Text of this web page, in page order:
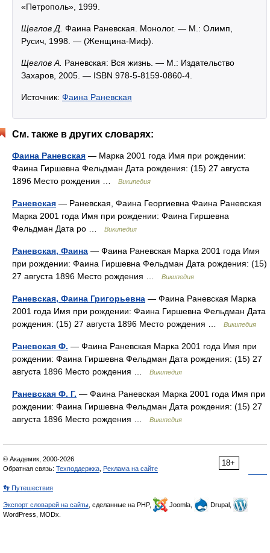
«Петрополь», 1999.
Щеглов Д. Фаина Раневская. Монолог. — М.: Олимп,
Русич, 1998. — (Женщина-Миф).
Щеглов А. Раневская: Вся жизнь. — М.: Издательство
Захаров, 2005. — ISBN 978-5-8159-0860-4.
Источник: Фаина Раневская
См. также в других словарях:
Фаина Раневская — Марка 2001 года Имя при рождении:
Фаина Гиршевна Фельдман Дата рождения: (15) 27 августа
1896 Место рождения …
Википедия
Раневская — Раневская, Фаина Георгиевна Фаина Раневская
Марка 2001 года Имя при рождении: Фаина Гиршевна
Фельдман Дата ро …
Википедия
Раневская, Фаина — Фаина Раневская Марка 2001 года Имя
при рождении: Фаина Гиршевна Фельдман Дата рождения: (15)
27 августа 1896 Место рождения …
Википедия
Раневская, Фаина Григорьевна — Фаина Раневская Марка
2001 года Имя при рождении: Фаина Гиршевна Фельдман Дата
рождения: (15) 27 августа 1896 Место рождения …
Википедия
Раневская Ф. — Фаина Раневская Марка 2001 года Имя при
рождении: Фаина Гиршевна Фельдман Дата рождения: (15) 27
августа 1896 Место рождения …
Википедия
Раневская Ф. Г. — Фаина Раневская Марка 2001 года Имя при
рождении: Фаина Гиршевна Фельдман Дата рождения: (15) 27
августа 1896 Место рождения …
Википедия
18+
© Академик, 2000-2026
Обратная связь: Техподдержка Реклама на сайте
👣 Путешествия
Экспорт словарей на сайты , сделанные на PHP, Joomla,
Drupal,
WordPress, MODx.